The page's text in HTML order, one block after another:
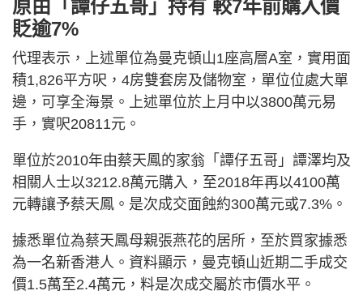
原由「譚仔五哥」持有 較7年前購入價
貶逾7%
代理表示，上述單位為曼克頓山1座高層A室，實用面
積1,826平方呎，4房雙套房及儲物室，單位位處大單
邊，可享全海景。上述單位於上月中以3800萬元易
手，實呎20811元。
單位於2010年由蔡天鳳的家翁「譚仔五哥」譚澤均及
相關人士以3212.8萬元購入，至2018年再以4100萬
元轉讓予蔡天鳳。是次成交面蝕約300萬元或7.3%。
據悉單位為蔡天鳳母親張燕花的居所，至於買家據悉
為一名新香港人。資料顯示，曼克頓山近期二手成交
價1.5萬至2.4萬元，料是次成交屬於市價水平。